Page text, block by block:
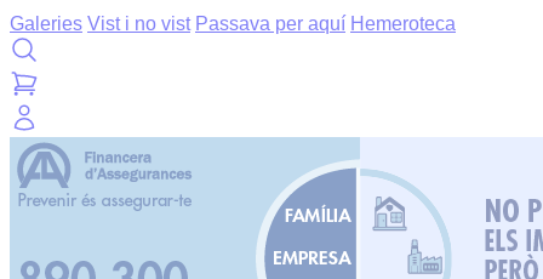
Galeries Vist i no vist Passava per aquí Hemeroteca